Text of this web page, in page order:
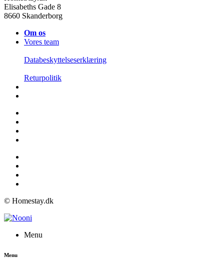
Elisabeths Gade 8
8660 Skanderborg
Om os
Vores team
Databeskyttelseserklæring
Returpolitik
© Homestay.dk
Menu
Menu